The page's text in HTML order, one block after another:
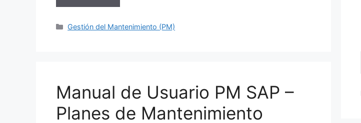
Categories
Gestión del Mantenimiento (PM)
Manual de Usuario PM SAP –
Planes de Mantenimiento